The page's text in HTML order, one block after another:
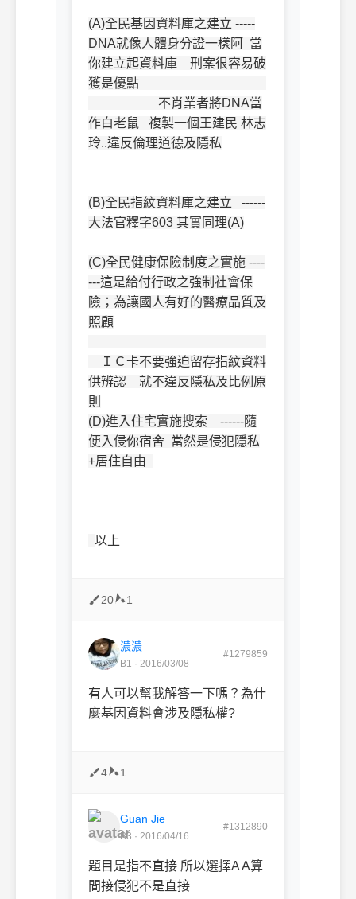
(A)全民基因資料庫之建立 -----
DNA就像人體身分證一樣阿 當
你建立起資料庫 刑案很容易破
獲是優點
不肖業者將DNA當
作白老鼠 複製一個王建民 林志
玲..違反倫理道德及隱私
(B)全民指紋資料庫之建立 ------
大法官釋字603 其實同理(A)
(C)全民健康保險制度之實施 ----
---這是給付行政之強制社會保
險；為讓國人有好的醫療品質及
照顧
ＩＣ卡不要強迫留存指紋資料
供辨認 就不違反隱私及比例原
則
(D)進入住宅實施搜索 ------隨
便入侵你宿舍 當然是侵犯隱私
+居住自由
以上
20 1
濃濃
B1 · 2016/03/08
#1279859
有人可以幫我解答一下嗎？為什
麼基因資料會涉及隱私權?
4 1
Guan Jie
B3 · 2016/04/16
#1312890
題目是指不直接 所以選擇A A算
間接侵犯不是直接